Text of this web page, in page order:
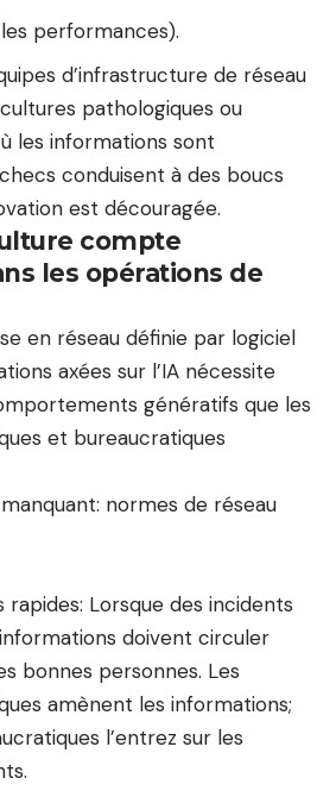
performances).
d’infrastructure de réseau
pathologiques ou
les informations sont
conduisent à des boucs
est découragée.
compte
les opérations de
en réseau définie par logiciel
axées sur l’IA nécessite
génératifs que les
et bureaucratiques
normes de réseau
rapides: Lorsque des incidents
doivent circuler
bonnes personnes. Les
amènent les informations;
l’entrez sur les